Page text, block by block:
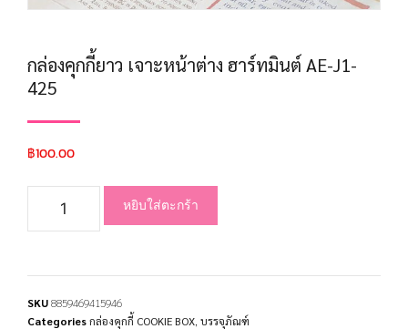
กล่องคุกกี้ยาว เจาะหน้าต่าง ฮาร์ทมินต์ AE-J1-
425
฿100.00
หยิบใส่ตะกร้า
SKU8859469415946
Categoriesกล่องคุกกี้ COOKIE BOX บรรจุภัณฑ์